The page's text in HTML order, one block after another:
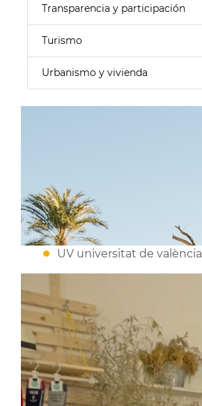
Transparencia y participación
Turismo
Urbanismo y vivienda
UV universitat de valència